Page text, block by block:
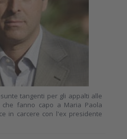
tangenti per gli appalti alle
che fanno capo a Maria Paola
in carcere con l'ex presidente